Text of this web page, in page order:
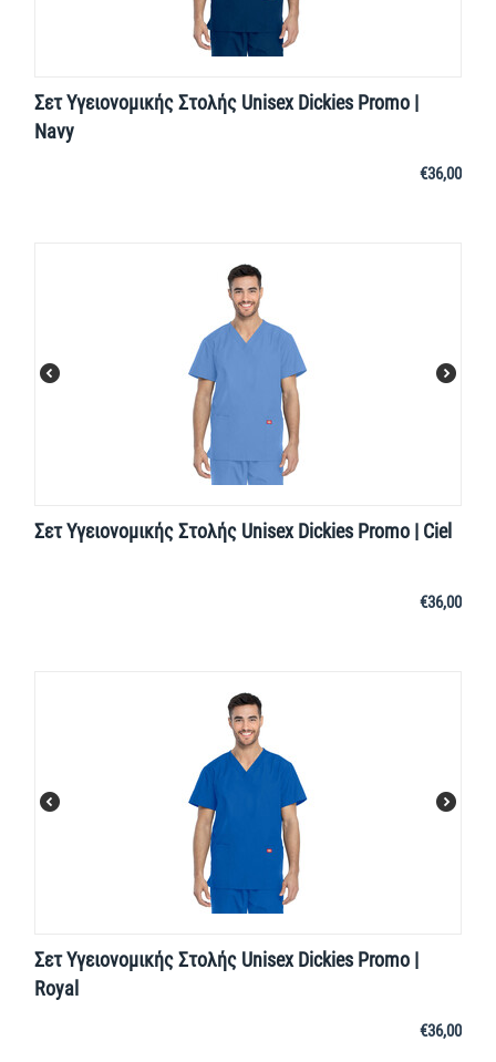
Σετ Υγειονομικής Στολής Unisex Dickies Promo |
Navy
€36,00
Σετ Υγειονομικής Στολής Unisex Dickies Promo | Ciel
€36,00
Σετ Υγειονομικής Στολής Unisex Dickies Promo |
Royal
€36,00